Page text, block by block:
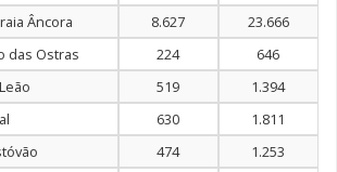
Âncora
8.627
23.666
das Ostras
224
646
519
1.394
630
1.811
474
1.253